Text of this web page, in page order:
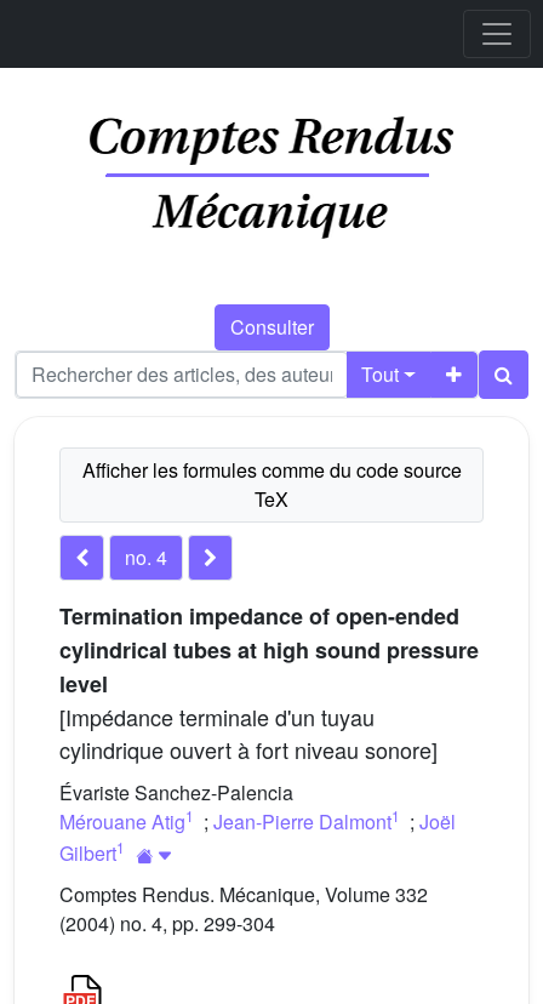
Consulter
Tout
no. 4
Termination impedance of open-ended
cylindrical tubes at high sound pressure
level
[Impédance terminale d'un tuyau
cylindrique ouvert à fort niveau sonore]
Évariste Sanchez-Palencia
Mérouane Atig1 ; Jean-Pierre Dalmont1 ; Joël
Gilbert1
Comptes Rendus. Mécanique, Volume 332
(2004) no. 4, pp. 299-304